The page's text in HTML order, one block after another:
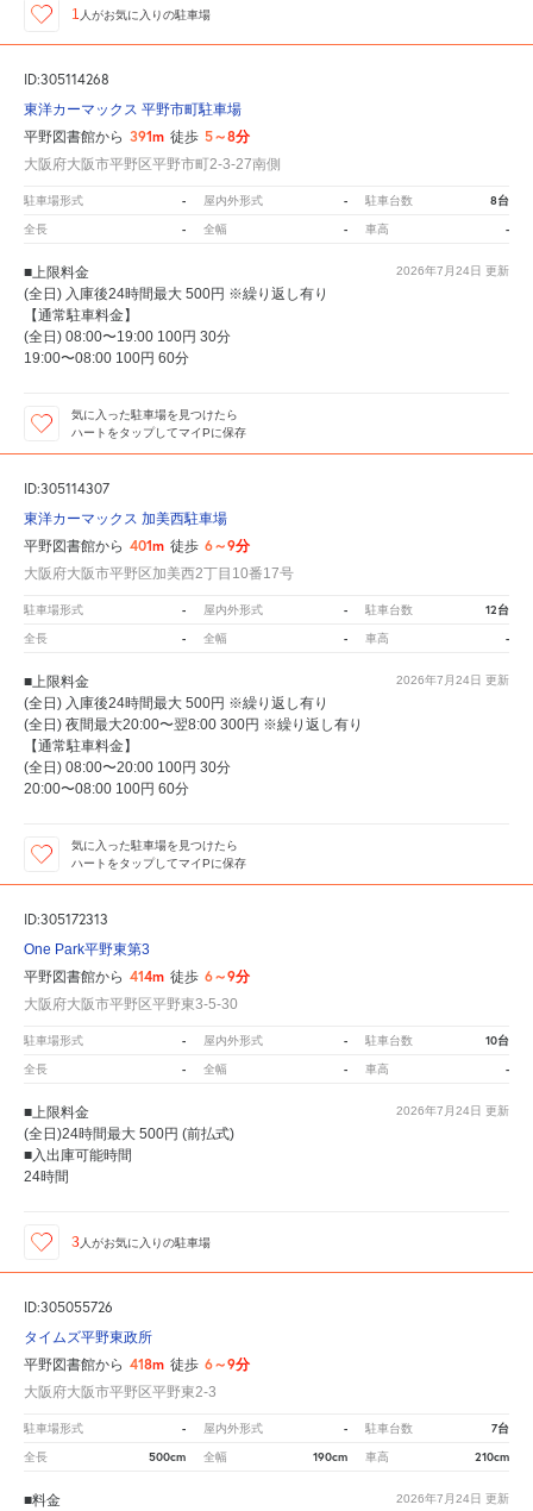
1 人がお気に入りの駐車場
ID:305114268
東洋カーマックス 平野市町駐車場
平野図書館から 391m 徒歩 5～8分
大阪府大阪市平野区平野市町2-3-27南側
駐車場形式 - 屋内外形式 - 駐車台数 8台
全長 - 全幅 - 車高 -
2026年7月24日 更新
■上限料金
(全日) 入庫後24時間最大 500円 ※繰り返し有り
【通常駐車料金】
(全日) 08:00〜19:00 100円 30分
19:00〜08:00 100円 60分
気に入った駐車場を見つけたら
ハートをタップしてマイPに保存
ID:305114307
東洋カーマックス 加美西駐車場
平野図書館から 401m 徒歩 6～9分
大阪府大阪市平野区加美西2丁目10番17号
駐車場形式 - 屋内外形式 - 駐車台数 12台
全長 - 全幅 - 車高 -
2026年7月24日 更新
■上限料金
(全日) 入庫後24時間最大 500円 ※繰り返し有り
(全日) 夜間最大20:00〜翌8:00 300円 ※繰り返し有り
【通常駐車料金】
(全日) 08:00〜20:00 100円 30分
20:00〜08:00 100円 60分
気に入った駐車場を見つけたら
ハートをタップしてマイPに保存
ID:305172313
One Park平野東第3
平野図書館から 414m 徒歩 6～9分
大阪府大阪市平野区平野東3-5-30
駐車場形式 - 屋内外形式 - 駐車台数 10台
全長 - 全幅 - 車高 -
2026年7月24日 更新
■上限料金
(全日)24時間最大 500円 (前払式)
■入出庫可能時間
24時間
3人がお気に入りの駐車場
ID:305055726
タイムズ平野東政所
平野図書館から 418m 徒歩 6～9分
大阪府大阪市平野区平野東2-3
駐車場形式 - 屋内外形式 - 駐車台数 7台
全長 500cm 全幅 190cm 車高 210cm
2026年7月24日 更新
■料金